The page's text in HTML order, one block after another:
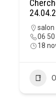
salon
06
18